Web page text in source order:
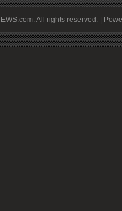
All rights reserved. |